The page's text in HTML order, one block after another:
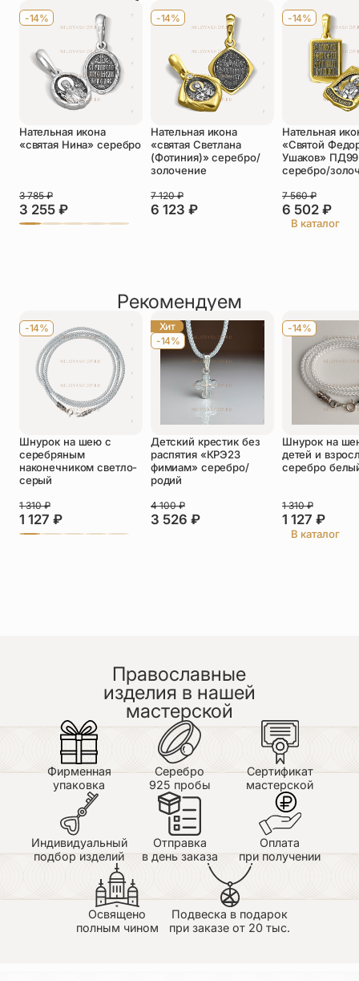
Отзыв*
Прикрепить фото
Оставить отзыв
Подтверждаю свое согласие с
политикой конфиденциальностии даю
согласие на обработку персональных
данных
Пока нет отзывов. Будьте первым!
-14%
Нательная икона
«святая Нина» серебро
3 255 ₽
3 785₽
-14%
Нательная икона
«святая Светлана
(Фотиния)» серебро/
золочение
6 123 ₽
7 120₽
-14%
Нательная
«Святой
Ушаков» ПД99
серебро/
6 502 ₽
7 560₽
В каталог
Рекомендуем
-14%
Шнурок на шею с
серебряным
наконечником светло-
серый
1 127 ₽
1 310₽
Хит
-14%
Детский крестик без
распятия «КРЭ23
фимиам» серебро/
родий
3 526 ₽
4 100₽
-14%
Шнурок на
детей и
серебро
1 127 ₽
1 310₽
В каталог
Православные
изделия в нашей
мастерской
Фирменная
упаковка
Серебро
925 пробы
Сертификат
мастерской
Индивидуальный
подбор изделий
Отправка
в день заказа
Оплата
при получении
Освящено
полным чином
Подвеска в подарок
при заказе от 20 тыс.